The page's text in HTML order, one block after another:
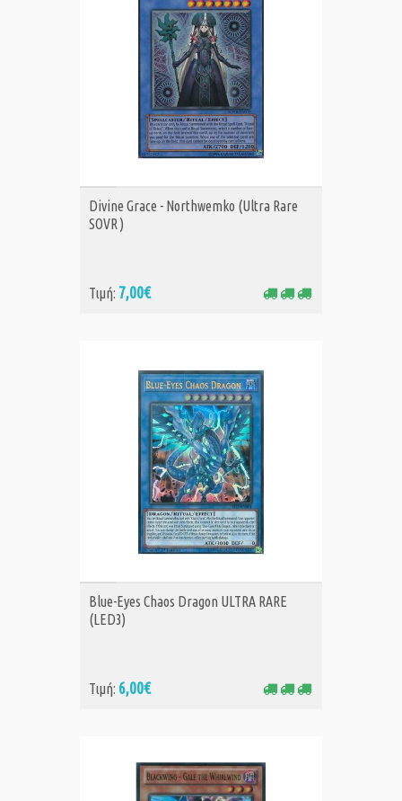
ΑΓΟΡΑ
Divine Grace - Northwemko (Ultra Rare
SOVR )
Τιμή: 7,00€
ΑΓΟΡΑ
Blue-Eyes Chaos Dragon ULTRA RARE
(LED3)
Τιμή: 6,00€